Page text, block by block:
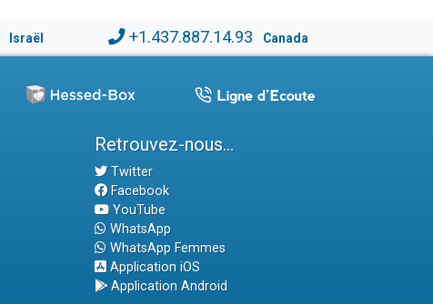
Israël +1.437.887.14.93 Canada
Retrouvez-nous...
Twitter
Facebook
YouTube
WhatsApp
WhatsApp Femmes
Application iOS
Application Android